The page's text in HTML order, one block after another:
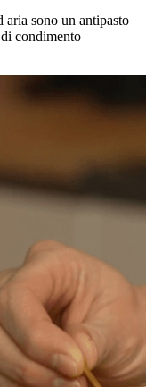
sono un antipasto
condimento